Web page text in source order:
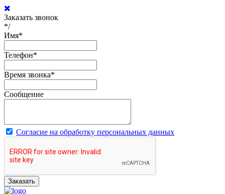
Заказать звонок
*/
Имя*
Телефон*
Время звонка*
Сообщение
Согласие на обработку персональных данных
Заказать